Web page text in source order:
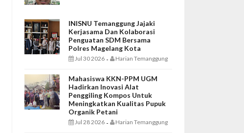
INISNU Temanggung Jajaki
Kerjasama Dan Kolaborasi
Penguatan SDM Bersama
Polres Magelang Kota
Jul 30 2026 - Harian Temanggung
Mahasiswa KKN-PPM UGM
Hadirkan Inovasi Alat
Penggiling Kompos Untuk
Meningkatkan Kualitas Pupuk
Organik Petani
Jul 28 2026 - Harian Temanggung